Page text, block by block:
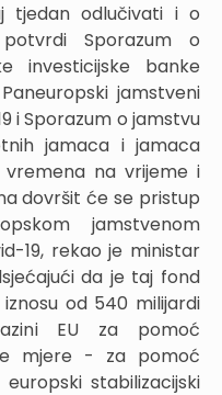
tjedan odlučivati i o
Sporazum o
investicijske banke
jamstveni
i Sporazum o jamstvu
jamaca i jamaca
na vrijeme i
dovršit će se pristup
jamstvenom
19, rekao je ministar
da je taj fond
od 540 milijardi
EU za pomoć
mjere - za pomoć
stabilizacijski